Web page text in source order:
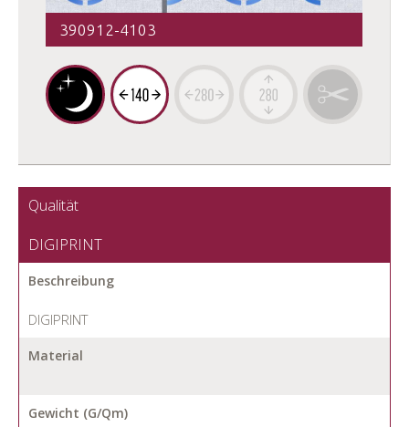
390912-4103
Qualität
DIGIPRINT
Beschreibung
DIGIPRINT
Material
Gewicht (G/Qm)